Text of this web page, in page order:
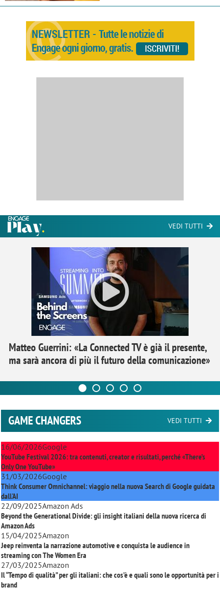
VEDI TUTTI
Matteo Guerrini: «La Connected TV è già il presente,
ma sarà ancora di più il futuro della comunicazione»
GAME CHANGERS VEDI TUTTI
16/06/2026Google
YouTube Festival 2026: tra contenuti, creator e risultati, perché «There’s
Only One YouTube»
31/03/2026Google
Think Consumer Omnichannel: viaggio nella nuova Search di Google guidata
dall'AI
22/09/2025Amazon Ads
Beyond the Generational Divide: gli insight italiani della nuova ricerca di
Amazon Ads
15/04/2025Amazon
Jeep reinventa la narrazione automotive e conquista le audience in
streaming conThe Women Era
27/03/2025Amazon
Il “Tempo di qualità” per gli italiani: che cos’è e quali sono le opportunità per i
brand